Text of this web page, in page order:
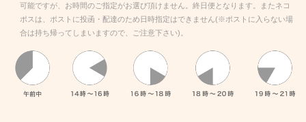
可能ですが、お時間のご指定がお選び頂けません。終日便となります。またネコ
ポスは、ポストに投函・配達のため日時指定はできません(※ポストに入らない場
合は持ち帰ってしまいますので、ご注意下さい)。